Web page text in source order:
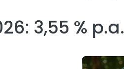
3,55 % p.a.